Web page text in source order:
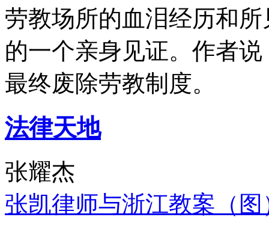
劳教场所的血泪经历和
的一个亲身见证。作者
最终废除劳教制度。
法律天地
张耀杰
张凯律师与浙江教案（图